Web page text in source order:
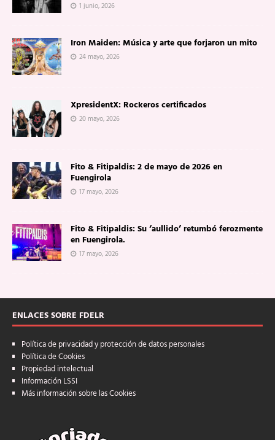
1 junio, 2026
Iron Maiden: Música y arte que forjaron un mito
24 mayo, 2026
XpresidentX: Rockeros certificados
20 mayo, 2026
Fito & Fitipaldis: 2 de mayo de 2026 en
Fuengirola
17 mayo, 2026
Fito & Fitipaldis: Su ‘aullido’ retumbó ferozmente
en Fuengirola.
17 mayo, 2026
ENLACES SOBRE FDELR
Política de privacidad y protección de datos personales
Política de Cookies
Propiedad intelectual
Información LSSI
Más información sobre las Cookies